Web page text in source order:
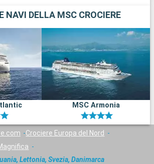
NAVI DELLA MSC CROCIERE
MSC Armonia
Crociere Europa del Nord
Lettonia, Svezia, Danimarca